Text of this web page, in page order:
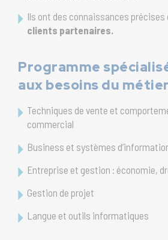
Ils ont des connaissances
clients partenaires.
Programme
aux besoins du métier
Techniques de vente et
commercial
Business et systèmes
Entreprise et gestion : économie,
Gestion de projet
Langue et outils informatiques